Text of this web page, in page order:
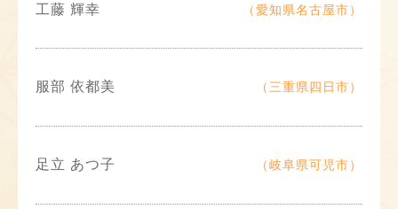
工藤 輝幸 （愛知県名古屋市）
服部 依都美 （三重県四日市）
足立 あつ子 （岐阜県可児市）